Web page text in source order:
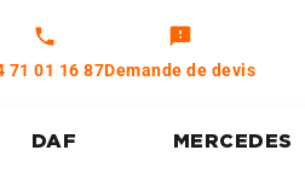
call
71 01 16 87
feedback
Demande de devis
DAF MERCEDES